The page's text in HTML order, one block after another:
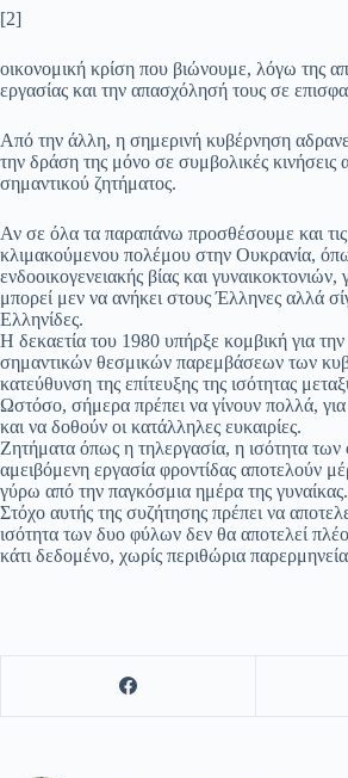
[2]
οικονομική κρίση που βιώνουμε, λόγω της
εργασίας και την απασχόλησή τους σε
Από την άλλη, η σημερινή κυβέρνηση
την δράση της μόνο σε συμβολικές κινήσεις
σημαντικού ζητήματος.
Αν σε όλα τα παραπάνω προσθέσουμε και τις
κλιμακούμενου πολέμου στην Ουκρανία,
ενδοοικογενειακής βίας και γυναικοκτονιών,
μπορεί μεν να ανήκει στους Έλληνες αλλά
Ελληνίδες.
Η δεκαετία του 1980 υπήρξε κομβική για
σημαντικών θεσμικών παρεμβάσεων των
κατεύθυνση της επίτευξης της ισότητας
Ωστόσο, σήμερα πρέπει να γίνουν πολλά,
και να δοθούν οι κατάλληλες ευκαιρίες.
Ζητήματα όπως η τηλεργασία, η ισότητα
αμειβόμενη εργασία φροντίδας αποτελούν
γύρω από την παγκόσμια ημέρα της γυναίκας.
Στόχο αυτής της συζήτησης πρέπει να
ισότητα των δυο φύλων δεν θα αποτελεί
κάτι δεδομένο, χωρίς περιθώρια